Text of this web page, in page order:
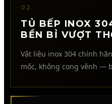
02
TỦ BẾP INOX
BỀN BỈ VƯỢT
Vật liệu inox 304 chính
mốc, không cong vênh —